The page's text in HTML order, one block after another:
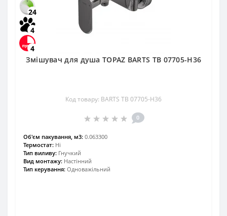
24
4
4
Змішувач для душа TOPAZ BARTS TB 07705-H36
Код товару: BARTS TB 07705-H36
0
Об'єм пакування, м3: 0.063300
Термостат: Ні
Тип виливу: Гнучкий
Вид монтажу: Настінний
Тип керування: Одноважільний